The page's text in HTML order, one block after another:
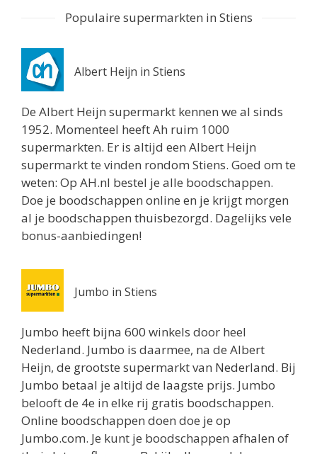
Utrecht 3511CE
Routebeschrijving
Albert Heijn Utrecht
Twijnstraat 8
Utrecht 3511ZK
0.8 km
Routebeschrijving
Jumbo Utrecht
Biltstraat 74
Utrecht 3572BG
Albert Heijn Utrecht
Oudenoord 1
Utrecht 3513EG
0.9 km
Routebeschrijving
Albert Heijn Utrecht
Burgemeester Reigerstraat 57
Utrecht 3581KM
Populaire supermarkten in Stiens
Albert Heijn in Stiens
De Albert Heijn supermarkt kennen we al sinds
1952. Momenteel heeft Ah ruim 1000
supermarkten. Er is altijd een Albert Heijn
supermarkt te vinden rondom Stiens. Goed om te
weten: Op AH.nl bestel je alle boodschappen.
Doe je boodschappen online en je krijgt morgen
al je boodschappen thuisbezorgd. Dagelijks vele
bonus-aanbiedingen!
Jumbo in Stiens
Jumbo heeft bijna 600 winkels door heel
Nederland. Jumbo is daarmee, na de Albert
Heijn, de grootste supermarkt van Nederland. Bij
Jumbo betaal je altijd de laagste prijs. Jumbo
belooft de 4e in elke rij gratis boodschappen.
Online boodschappen doen doe je op
Jumbo.com. Je kunt je boodschappen afhalen of